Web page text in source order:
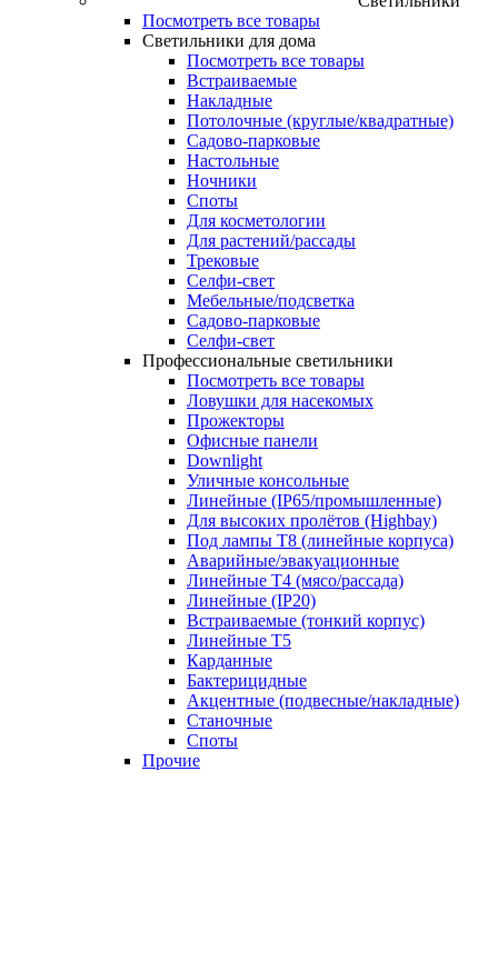
Посмотреть все товары
Светильники для дома
Посмотреть все товары
Встраиваемые
Накладные
Потолочные (круглые/квадратные)
Садово‑парковые
Настольные
Ночники
Споты
Для косметологии
Для растений/рассады
Трековые
Селфи‑свет
Мебельные/подсветка
Садово-парковые
Селфи-свет
Профессиональные светильники
Посмотреть все товары
Ловушки для насекомых
Прожекторы
Офисные панели
Downlight
Уличные консольные
Линейные (IP65/промышленные)
Для высоких пролётов (Highbay)
Под лампы T8 (линейные корпуса)
Аварийные/эвакуационные
Линейные T4 (мясо/рассада)
Линейные (IP20)
Встраиваемые (тонкий корпус)
Линейные T5
Карданные
Бактерицидные
Акцентные (подвесные/накладные)
Станочные
Споты
Прочие